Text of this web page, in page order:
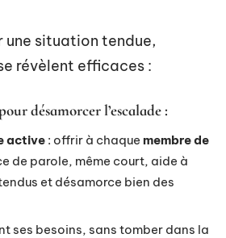
une situation tendue,
révèlent efficaces :
désamorcer l’escalade :
active : offrir à chaque membre de
de parole, même court, aide à
et désamorce bien des
ses besoins, sans tomber dans la